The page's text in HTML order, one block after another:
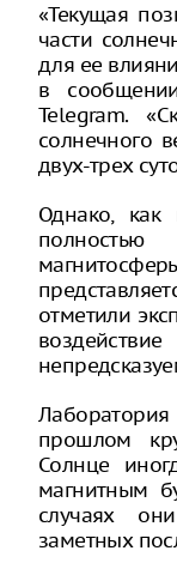
«Текущая
части
для ее
в
Telegram.
солнечного
двух-трех
Однако, как
отметили
прошлом
Солнце
магнитным
случаях
заметных